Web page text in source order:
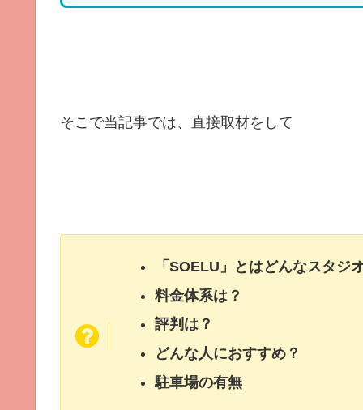
そこで当記事では、直接取材をして
「SOELU」とはどんなスタジ
料金体系は？
評判は？
どんな人におすすめ？
駐車場の有無